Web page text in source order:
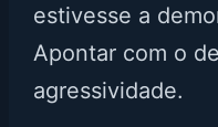
estivesse a
Apontar com o
agressividade.